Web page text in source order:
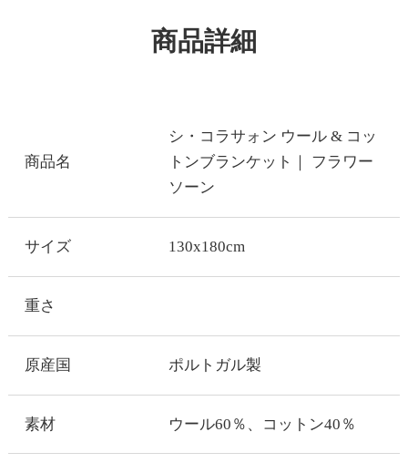
商品詳細
商品名
シ・コラサォン ウール & コッ
トンブランケット｜ フラワー
ソーン
サイズ 130x180cm
重さ
原産国 ポルトガル製
素材 ウール60％、コットン40％